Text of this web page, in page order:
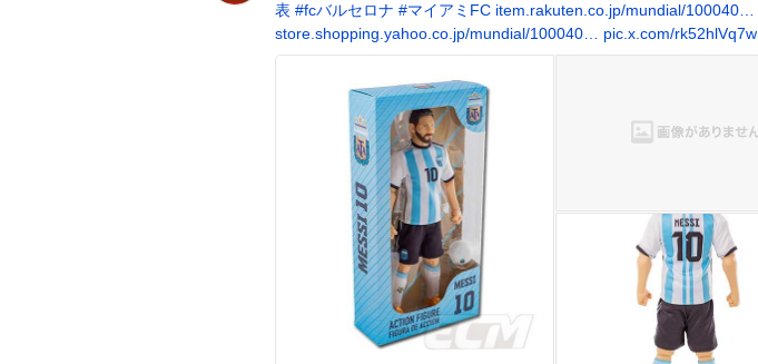
表 #fcバルセロナ #マイアミFC item.rakuten.co.jp/mundial/100040…
store.shopping.yahoo.co.jp/mundial/100040…
pic.x.com/rk52hlVq7w